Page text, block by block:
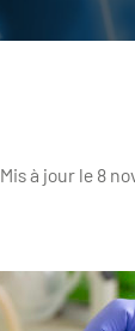
Mis à jour le 8